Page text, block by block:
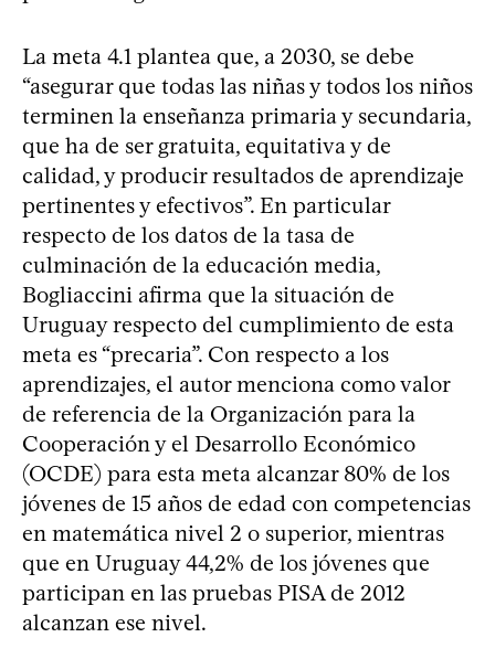
La meta 4.1 plantea que, a 2030, se debe
“asegurar que todas las niñas y todos los niños
terminen la enseñanza primaria y secundaria,
que ha de ser gratuita, equitativa y de
calidad, y producir resultados de aprendizaje
pertinentes y efectivos”. En particular
respecto de los datos de la tasa de
culminación de la educación media,
Bogliaccini afirma que la situación de
Uruguay respecto del cumplimiento de esta
meta es “precaria”. Con respecto a los
aprendizajes, el autor menciona como valor
de referencia de la Organización para la
Cooperación y el Desarrollo Económico
(OCDE) para esta meta alcanzar 80% de los
jóvenes de 15 años de edad con competencias
en matemática nivel 2 o superior, mientras
que en Uruguay 44,2% de los jóvenes que
participan en las pruebas PISA de 2012
alcanzan ese nivel.